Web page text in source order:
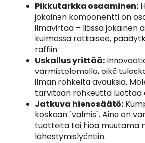
Pikkutarkka osaaminen:
jokainen komponentti on
ilmavirtaa – Iitissä jokainen
kulmassa ratkaisee,
raffiin.
Uskallus yrittää:
varmistelemalla, eikä
ilman rohkeita avauksia.
tarvitaan rohkeutta luottaa
Jatkuva hienosäätö:
koskaan "valmis". Aina on
tuotteita tai hioa muutama
lähestymislyöntiin.